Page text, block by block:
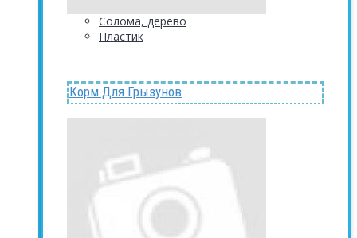
Солома, дерево
Пластик
Корм Для Грызунов